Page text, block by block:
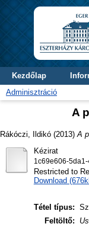
Kezdőlap
Adminisztráció
A
Rákóczi, Ildikó (2013) A
Kézirat
1c69e606-
Restricted to
Download
Tétel típus:
Feltöltő: